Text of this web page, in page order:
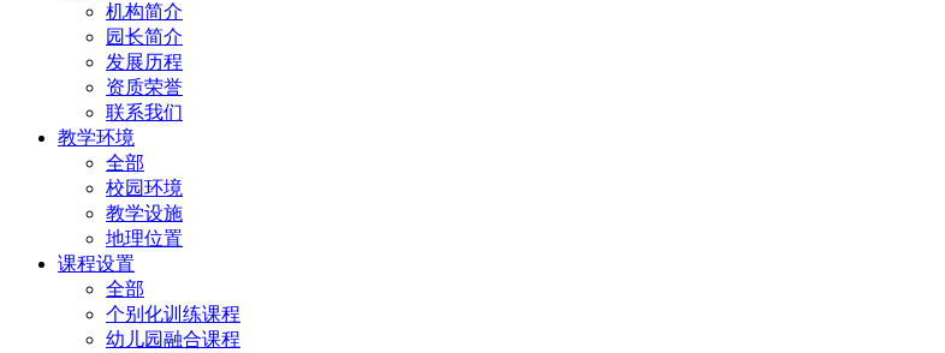
机构简介
园长简介
发展历程
资质荣誉
联系我们
教学环境
全部
校园环境
教学设施
地理位置
课程设置
全部
个别化训练课程
幼儿园融合课程